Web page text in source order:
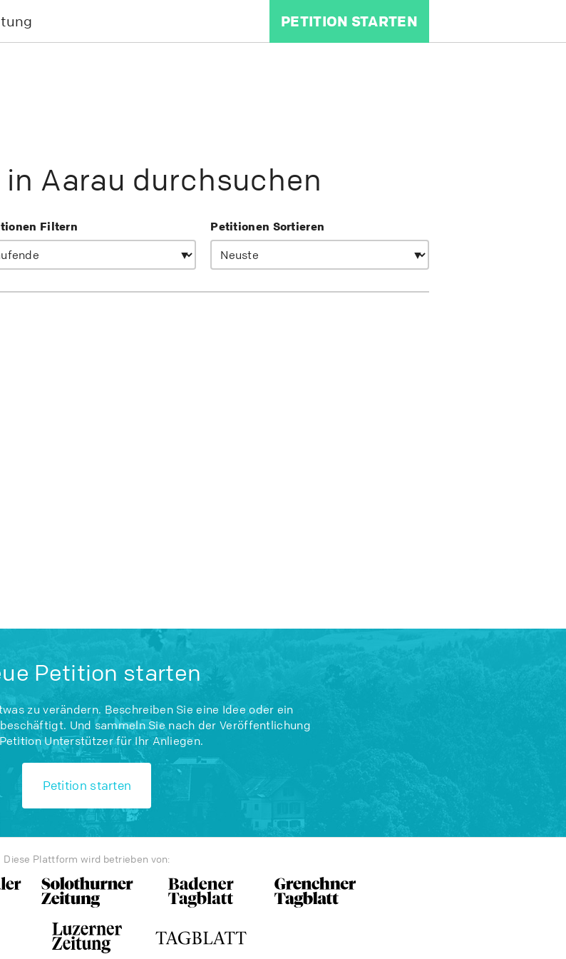
PETITION STARTEN
Aarau durchsuchen
Filtern Petitionen Sortieren
Petition starten
zu verändern. Beschreiben Sie eine Idee oder ein
Und sammeln Sie nach der Veröffentlichung
Unterstützer für Ihr Anliegen.
Petition starten
Diese Plattform wird betrieben von: